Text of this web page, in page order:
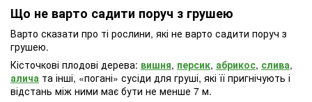
Що не варто садити поруч з грушею
Варто сказати про ті рослини, які не варто садити поруч з
грушею.
Кісточкові плодові дерева: вишня, персик, абрикос, слива,
алича та інші, «погані» сусіди для груші, які її пригнічують і
відстань між ними має бути не менше 7 м.